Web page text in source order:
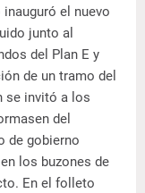
el nuevo
junto al
del Plan E y
de un tramo del
se invitó a los
del
de gobierno
los buzones de
En el folleto